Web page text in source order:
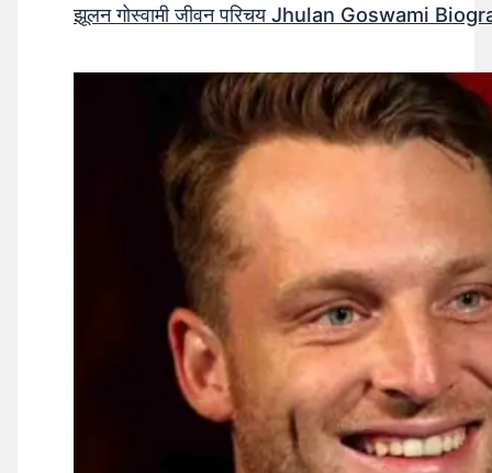
झूलन गोस्वामी जीवन परिचय Jhulan Goswami